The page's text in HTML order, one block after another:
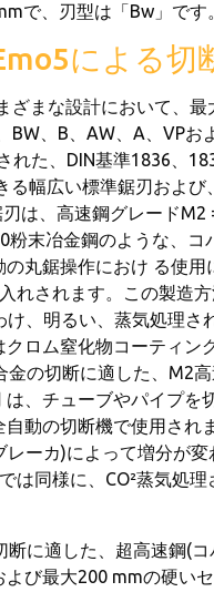
で、刃型は「Bw」です
による切
ざまな設計において、
、B、AW、A、VP
れた、DIN基準1836、
る幅広い標準鋸刃およ
は、高速鋼グレード
粉末冶金鋼のような、
丸鋸操作におけ る使
れされます。この製造
け、明るい、蒸気処理
ロム窒化物コーティン
の切断に適した、M2
、チューブやパイプ
動の切断機で使用さ
レーカ)によって増分が
は同様に、CO²蒸気処
に適した、超高速鋼(
び最大200 mmの硬い